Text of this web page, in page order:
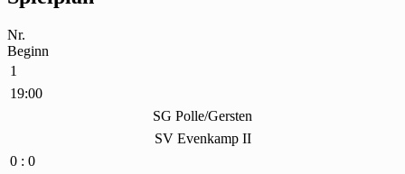
Nr.
Beginn
1
19:00
SG Polle/Gersten
SV Evenkamp II
0 : 0